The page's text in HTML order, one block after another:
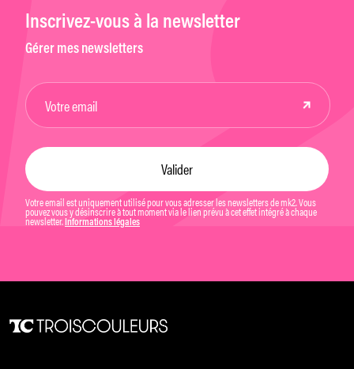
Inscrivez-vous à la newsletter
Gérer mes newsletters
Votre email est uniquement utilisé pour vous adresser les newsletters de mk2. Vous
pouvez vous y désinscrire à tout moment via le lien prévu à cet effet intégré à chaque
newsletter. Informations légales